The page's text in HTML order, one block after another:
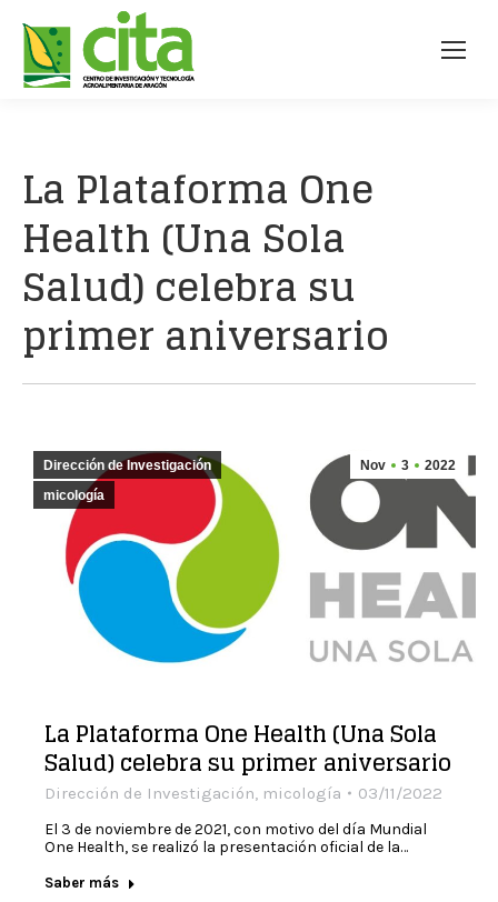
La Plataforma One
Health (Una Sola
Salud) celebra su
primer aniversario
Nov 3 2022
Dirección de Investigación
micología
La Plataforma One Health (Una Sola
Salud) celebra su primer aniversario
Dirección de Investigación, micología 03/11/2022
El 3 de noviembre de 2021, con motivo del día Mundial
One Health, se realizó la presentación oficial de la…
Saber más